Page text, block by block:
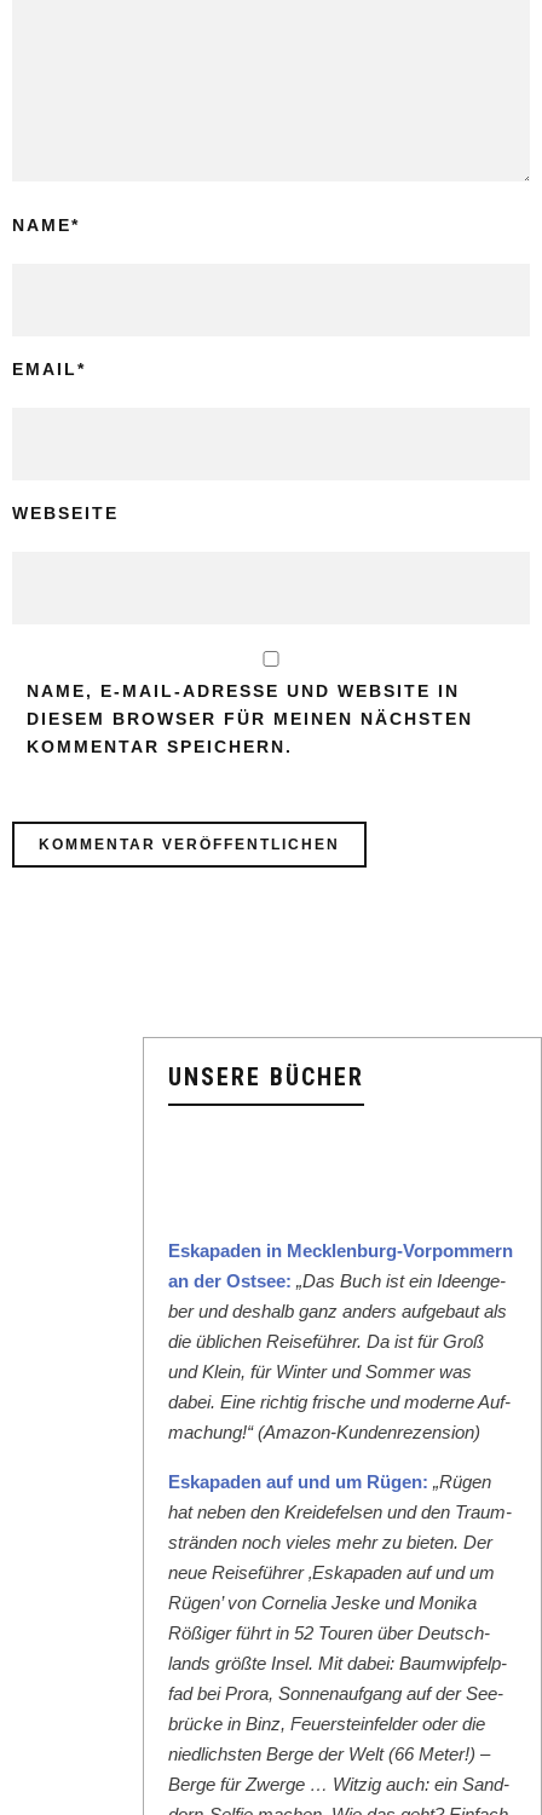
NAME*
EMAIL*
WEBSEITE
NAME, E-MAIL-ADRESSE UND WEBSITE IN
DIESEM BROWSER FÜR MEINEN NÄCHSTEN
KOMMENTAR SPEICHERN.
UNSERE BÜCHER
Eska­paden in Meck­len­burg-Vor­pom­mern
an der Ost­see: „Das Buch ist ein Ideenge­
ber und deshalb ganz anders aufge­baut als
die üblichen Reise­führer. Da ist für Groß
und Klein, für Win­ter und Som­mer was
dabei. Eine richtig frische und mod­erne Auf­
machung!“ (Ama­zon-Kun­den­rezen­sion)
Eska­paden auf und um Rügen: „Rügen
hat neben den Krei­de­felsen und den Traum­
strän­den noch vieles mehr zu bieten. Der
neue Reise­führer ‚Eska­paden auf und um
Rügen’ von Cor­nelia Jeske und Moni­ka
Rößiger führt in 52 Touren über Deutsch­
lands größte Insel. Mit dabei: Baumwipfelp­
fad bei Pro­ra, Son­nenauf­gang auf der See­
brücke in Binz, Feuer­ste­in­felder oder die
niedlich­sten Berge der Welt (66 Meter!) –
Berge für Zwerge … Witzig auch: ein Sand­